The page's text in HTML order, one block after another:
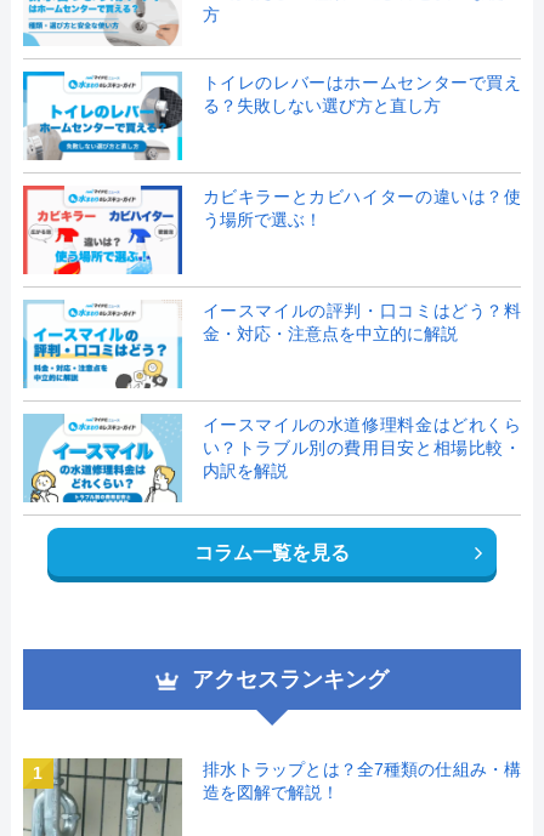
方
トイレのレバーはホームセンターで買え
る？失敗しない選び方と直し方
カビキラーとカビハイターの違いは？使
う場所で選ぶ！
イースマイルの評判・口コミはどう？料
金・対応・注意点を中立的に解説
イースマイルの水道修理料金はどれくら
い？トラブル別の費用目安と相場比較・
内訳を解説
コラム一覧を見る
アクセスランキング
1
排水トラップとは？全7種類の仕組み・構
造を図解で解説！